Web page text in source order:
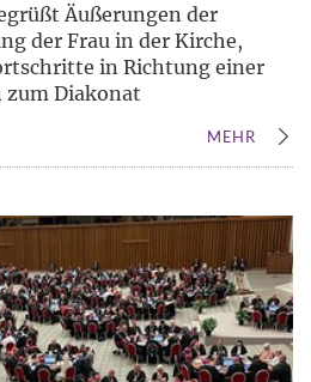
Äußerungen der
der Frau in der Kirche,
in Richtung einer
zum Diakonat
MEHR